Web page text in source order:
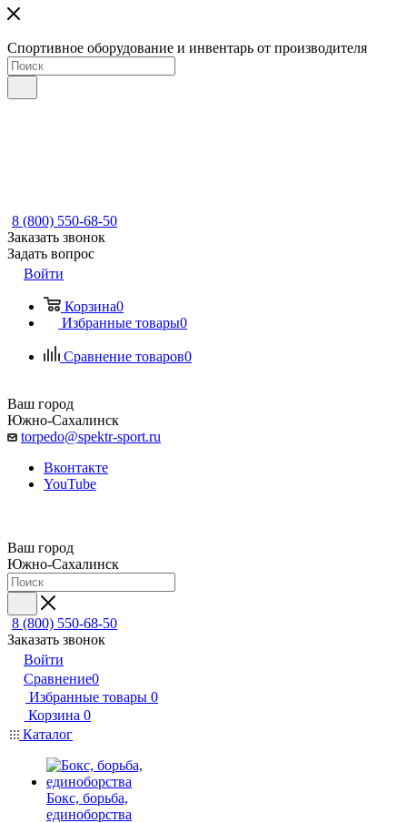
Спортивное оборудование и инвентарь от производителя
8 (800) 550-68-50
Заказать звонок
Задать вопрос
Войти
Корзина0
Избранные товары0
Сравнение товаров0
Ваш город
Южно-Сахалинск
torpedo@spektr-sport.ru
Вконтакте
YouTube
Ваш город
Южно-Сахалинск
8 (800) 550-68-50
Заказать звонок
Войти
Сравнение0
Избранные товары 0
Корзина 0
Каталог
Бокс, борьба,
единоборства